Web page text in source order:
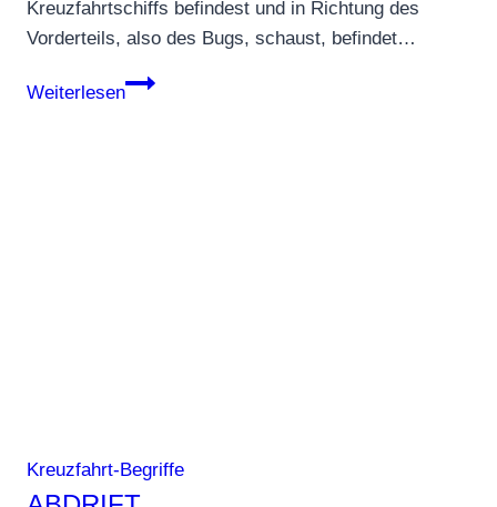
Kreuzfahrtschiffs befindest und in Richtung des
Vorderteils, also des Bugs, schaust, befindet…
Weiterlesen
Backbord
Kreuzfahrt-Begriffe